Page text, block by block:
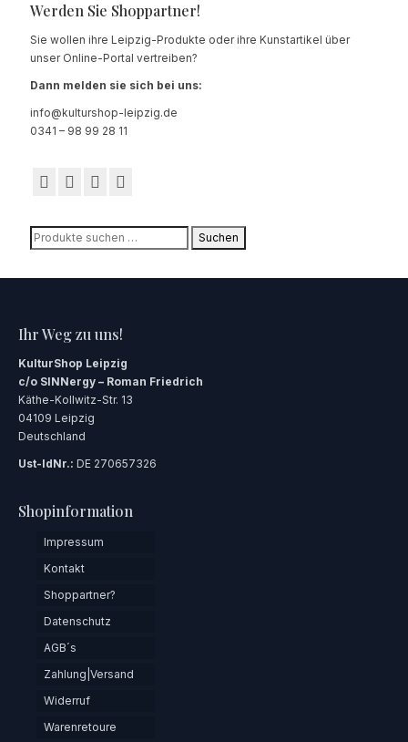
Werden Sie Shoppartner!
Sie wollen ihre Leipzig-Produkte oder ihre Kunstartikel über
unser Online-Portal vertreiben?
Dann melden sie sich bei uns:
info@kulturshop-leipzig.de
0341 – 98 99 28 11
Suchen
nach:
Suchen
Ihr Weg zu uns!
KulturShop Leipzig
c/o SINNergy – Roman Friedrich
Käthe-Kollwitz-Str. 13
04109 Leipzig
Deutschland
Ust-IdNr.: DE 270657326
Shopinformation
Impressum
Kontakt
Shoppartner?
Datenschutz
AGB´s
Zahlung|Versand
Widerruf
Warenretoure